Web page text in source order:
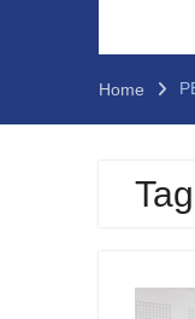
Home